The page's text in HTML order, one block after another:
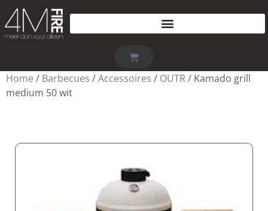
Home / Barbecues /Accessoires / OUTR/ Kamado grill
medium 50 wit